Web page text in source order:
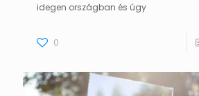
idegen országban és úgy
0